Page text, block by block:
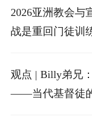
2026亚洲教会与
战是重回门徒训
观点 | Billy弟兄
——当代基督徒